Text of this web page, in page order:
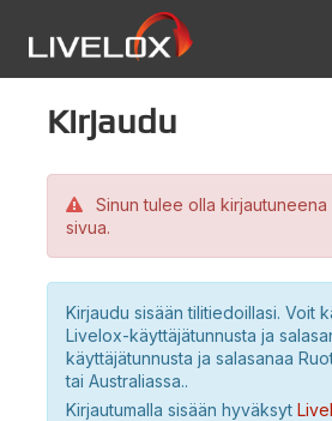
Kirjaudu
Sinun tulee olla
sivua.
Kirjaudu sisään tilitiedoillasi. Voit
Livelox-käyttäjätunnusta ja
käyttäjätunnusta ja salasanaa
tai Australiassa..
Kirjautumalla sisään hyväksyt